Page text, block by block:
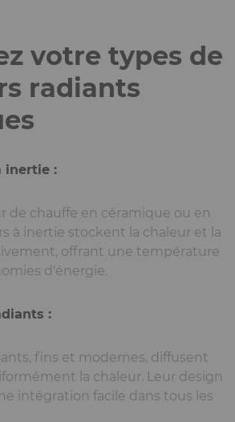
votre types de
radiants
inertie :
de chauffe en céramique ou en
à inertie stockent la chaleur et la
offrant une température
d'énergie.
:
fins et modernes, diffusent
la chaleur. Leur design
intégration facile dans tous les